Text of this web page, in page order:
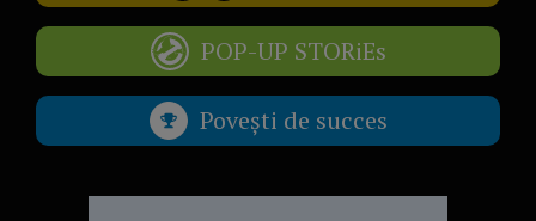
POP-UP STORiEs
Povești de succes